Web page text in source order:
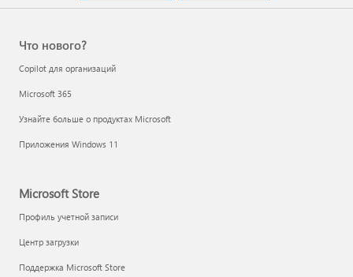
Что нового?
Copilot для организаций
Microsoft 365
Узнайте больше о продуктах Microsoft
Приложения Windows 11
Microsoft Store
Профиль учетной записи
Центр загрузки
Поддержка Microsoft Store